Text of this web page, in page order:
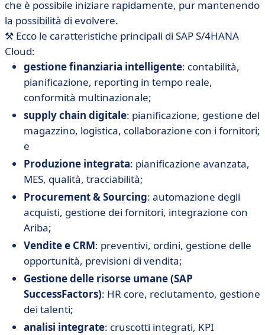
che è possibile iniziare rapidamente, pur mantenendo
la possibilità di evolvere.
⚒️ Ecco le caratteristiche principali di SAP S/4HANA
Cloud:
gestione finanziaria intelligente: contabilità,
pianificazione, reporting in tempo reale,
conformità multinazionale;
supply chain digitale: pianificazione, gestione del
magazzino, logistica, collaborazione con i fornitori;
e
Produzione integrata: pianificazione avanzata,
MES, qualità, tracciabilità;
Procurement & Sourcing: automazione degli
acquisti, gestione dei fornitori, integrazione con
Ariba;
Vendite e CRM: preventivi, ordini, gestione delle
opportunità, previsioni di vendita;
Gestione delle risorse umane (SAP
SuccessFactors): HR core, reclutamento, gestione
dei talenti;
analisi integrate: cruscotti integrati, KPI